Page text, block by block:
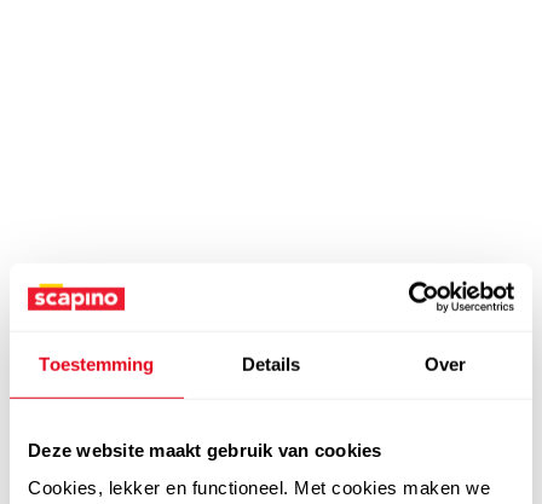
Toestemming Details Over
Deze website maakt gebruik van cookies
Cookies, lekker en functioneel. Met cookies maken we